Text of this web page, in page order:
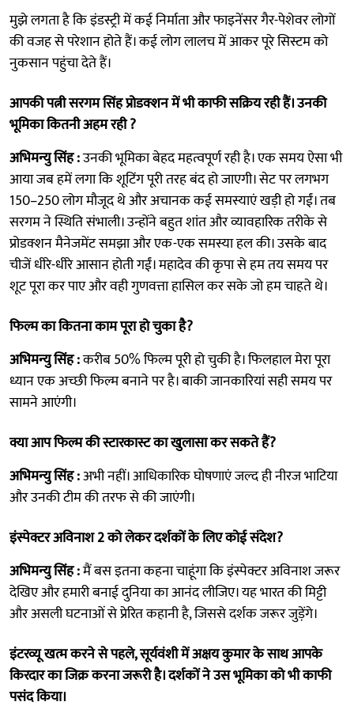
मुझे लगता है कि इंडस्ट्री में कई निर्माता और फाइनेंसर गैर-पेशेवर लोगों
की वजह से परेशान होते हैं। कई लोग लालच में आकर पूरे सिस्टम को
नुकसान पहुंचा देते हैं।
आपकी पत्नी सरगम सिंह प्रोडक्शन में भी काफी सक्रिय रही हैं। उनकी
भूमिका कितनी अहम रही ?
अभिमन्यु सिंह :उनकी भूमिका बेहद महत्वपूर्ण रही है। एक समय ऐसा भी
आया जब हमें लगा कि शूटिंग पूरी तरह बंद हो जाएगी। सेट पर लगभग
150–250 लोग मौजूद थे और अचानक कई समस्याएं खड़ी हो गईं। तब
सरगम ने स्थिति संभाली। उन्होंने बहुत शांत और व्यावहारिक तरीके से
प्रोडक्शन मैनेजमेंट समझा और एक-एक समस्या हल की। उसके बाद
चीजें धीरे-धीरे आसान होती गईं। महादेव की कृपा से हम तय समय पर
शूट पूरा कर पाए और वही गुणवत्ता हासिल कर सके जो हम चाहते थे।
फिल्म का कितना काम पूरा हो चुका है?
अभिमन्यु सिंह :करीब 50% फिल्म पूरी हो चुकी है। फिलहाल मेरा पूरा
ध्यान एक अच्छी फिल्म बनाने पर है। बाकी जानकारियां सही समय पर
सामने आएंगी।
क्या आप फिल्म की स्टारकास्ट का खुलासा कर सकते हैं?
अभिमन्यु सिंह :अभी नहीं। आधिकारिक घोषणाएं जल्द ही नीरज भाटिया
और उनकी टीम की तरफ से की जाएंगी।
इंस्पेक्टर अविनाश 2 को लेकर दर्शकों के लिए कोई संदेश?
अभिमन्यु सिंह :मैं बस इतना कहना चाहूंगा कि इंस्पेक्टर अविनाश जरूर
देखिए और हमारी बनाई दुनिया का आनंद लीजिए। यह भारत की मिट्टी
और असली घटनाओं से प्रेरित कहानी है, जिससे दर्शक जरूर जुड़ेंगे।
इंटरव्यू खत्म करने से पहले, सूर्यवंशी में अक्षय कुमार के साथ आपके
किरदार का जिक्र करना जरूरी है। दर्शकों ने उस भूमिका को भी काफी
पसंद किया।